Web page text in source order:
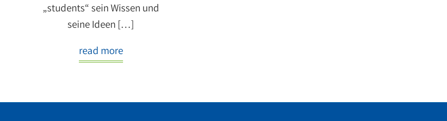
„students“ sein Wissen und
seine Ideen […]
read more